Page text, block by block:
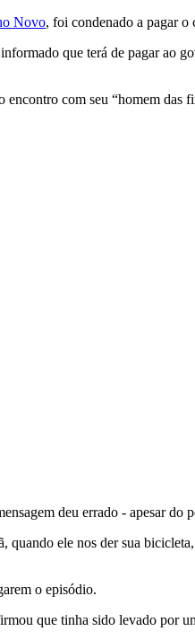
Novo, foi condenado a pagar o
que terá de pagar ao
encontro com seu “homem
deu errado - apesar do
ele nos der sua
o episódio.
que tinha sido levado por